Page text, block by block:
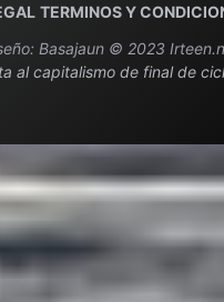
TERMINOS Y
Basajaun © 2023
al capitalismo de final de